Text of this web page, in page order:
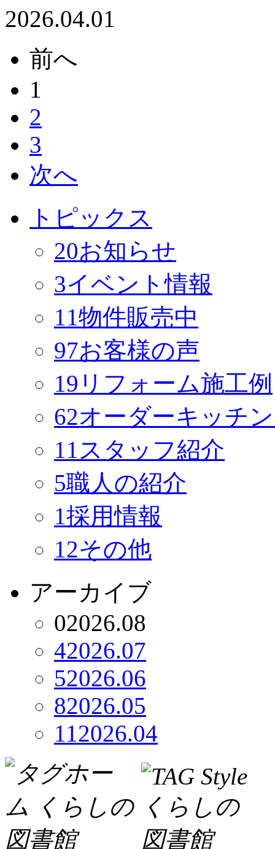
2026.04.01
前へ
1
2
3
次へ
トピックス
20お知らせ
3イベント情報
11物件販売中
97お客様の声
19 リフォーム施工例
62オーダーキッチ
11 スタッフ紹介
5職人の紹介
1採用情報
12その他
アーカイブ
02026.08
42026.07
52026.06
82026.05
112026.04